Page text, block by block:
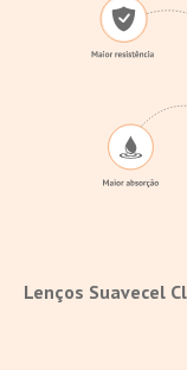
Lenços Suavecel